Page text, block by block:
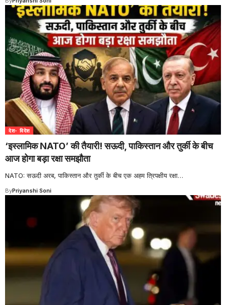
देश- विदेश
‘इस्लामिक NATO’ की तैयारी! सऊदी, पाकिस्तान और तुर्की के बीच
आज होगा बड़ा रक्षा समझौता
NATO: सऊदी अरब, पाकिस्तान और तुर्की के बीच एक अहम त्रिपक्षीय रक्षा…
ByPriyanshi Soni